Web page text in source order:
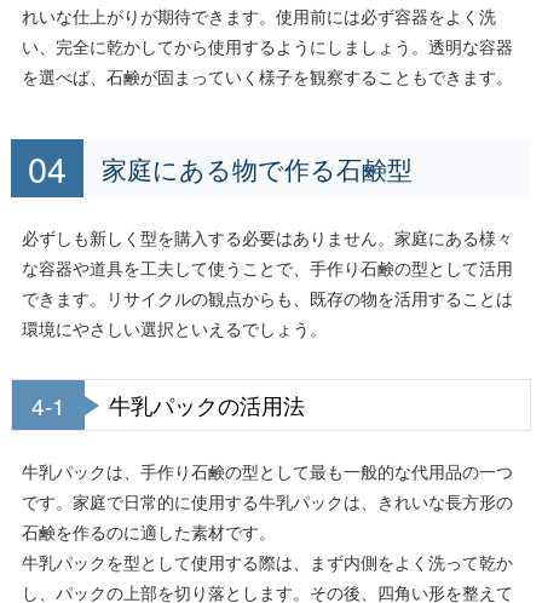
れいな仕上がりが期待できます。使用前には必ず容器をよく洗
い、完全に乾かしてから使用するようにしましょう。透明な容器
を選べば、石鹸が固まっていく様子を観察することもできます。
家庭にある物で作る石鹸型
必ずしも新しく型を購入する必要はありません。家庭にある様々
な容器や道具を工夫して使うことで、手作り石鹸の型として活用
できます。リサイクルの観点からも、既存の物を活用することは
環境にやさしい選択といえるでしょう。
4-1 牛乳パックの活用法
牛乳パックは、手作り石鹸の型として最も一般的な代用品の一つ
です。家庭で日常的に使用する牛乳パックは、きれいな長方形の
石鹸を作るのに適した素材です。
牛乳パックを型として使用する際は、まず内側をよく洗って乾か
し、パックの上部を切り落とします。その後、四角い形を整えて